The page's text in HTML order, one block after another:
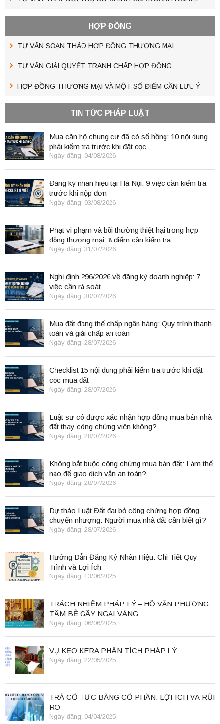
HỢP ĐỒNG
TƯ VẤN SOẠN THẢO HỢP ĐỒNG THƯƠNG MẠI
TƯ VẤN GIẢI QUYẾT TRANH CHẤP HỢP ĐỒNG
HỢP ĐỒNG THƯƠNG MẠI VÀ MỘT SỐ ĐIỂM CẦN LƯU Ý
TIN TỨC PHÁP LUẬT
Mua căn hộ chung cư đã có sổ hồng: 10 nội dung
phải kiểm tra trước khi đặt cọc
Ngày đăng: 04/08/2026
Đăng ký nhãn hiệu tại Hà Nội: 9 việc cần kiểm tra
trước khi nộp đơn
Ngày đăng: 03/08/2026
Phạt vi phạm và bồi thường thiệt hại trong hợp
đồng thương mại: 8 điểm cần kiểm tra
Ngày đăng: 31/07/2026
Nghị định 296/2026 về đăng ký doanh nghiệp: 7
việc cần rà soát
Ngày đăng: 30/07/2026
Mua đất đang thế chấp ngân hàng: Quy trình thanh
toán và giải chấp an toàn
Ngày đăng: 28/07/2026
Checklist 15 nội dung phải kiểm tra trước khi đặt
cọc mua đất
Ngày đăng: 28/07/2026
Luật sư có được xác nhận hợp đồng mua bán nhà
đất thay công chứng viên không?
Ngày đăng: 28/07/2026
Không bắt buộc công chứng mua bán đất: Làm thế
nào để giao dịch vẫn an toàn?
Ngày đăng: 28/07/2026
Dự thảo Luật Đất đai bỏ công chứng hợp đồng
chuyển nhượng: Người mua nhà đất cần biết gì?
Ngày đăng: 28/07/2026
Hướng Dẫn Đăng Ký Nhãn Hiệu: Chi Tiết Quy
Trình và Lợi Ích
Ngày đăng: 13/06/2025
TRÁCH NHIỆM PHÁP LÝ – HỒ VĂN PHƯƠNG
TÂM BẺ GÃY NGAI VÀNG
Ngày đăng: 06/06/2025
VỤ KẸO KERA PHÂN TÍCH PHÁP LÝ
Ngày đăng: 22/05/2025
TRẢ CỔ TỨC BẰNG CỔ PHẦN: LỢI ÍCH VÀ RỦI
RO
Ngày đăng: 04/04/2025